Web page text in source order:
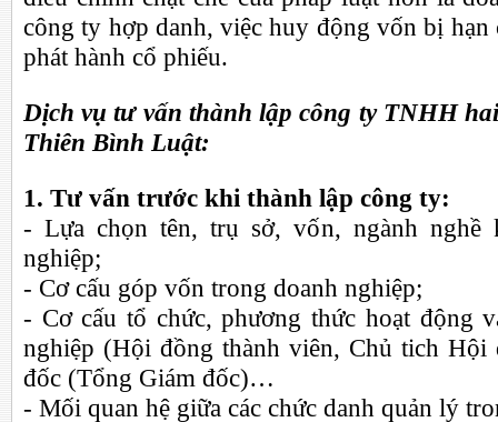
công ty hợp danh, việc huy động vốn bị hạn
phát hành cổ phiếu.
Dịch vụ tư vấn thành lập công ty TNHHhai
Thiên Bình Luật:
1. Tư vấn trước khi thành lập công ty:
- Lựa chọn tên, trụ sở, vốn, ngành nghề
nghiệp;
- Cơ cấu góp vốn trong doanh nghiệp;
- Cơ cấu tổ chức, phương thức hoạt động
nghiệp (Hội đồng thành viên, Chủ tich Hội
đốc (Tổng Giám đốc)…
- Mối quan hệ giữa các chức danh quản lý